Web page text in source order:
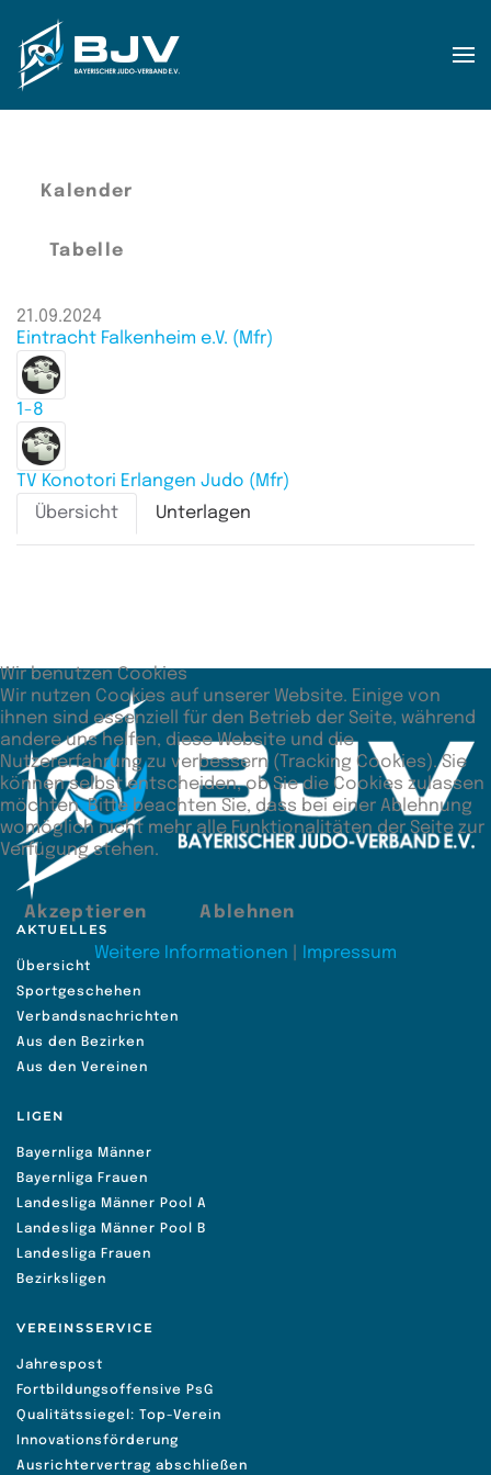
Zum Hauptinhalt springen
Kalender
Tabelle
21.09.2024
Eintracht Falkenheim e.V. (Mfr)
1-8
TV Konotori Erlangen Judo (Mfr)
Übersicht
Unterlagen
AKTUELLES
Übersicht
Sportgeschehen
Verbandsnachrichten
Aus den Bezirken
Aus den Vereinen
LIGEN
Bayernliga Männer
Bayernliga Frauen
Landesliga Männer Pool A
Landesliga Männer Pool B
Landesliga Frauen
Bezirksligen
VEREINSSERVICE
Jahrespost
Fortbildungsoffensive PsG
Qualitätssiegel: Top-Verein
Innovationsförderung
Ausrichtervertrag abschließen
Wir benutzen Cookies
Wir nutzen Cookies auf unserer Website. Einige von
ihnen sind essenziell für den Betrieb der Seite, während
andere uns helfen, diese Website und die
Nutzererfahrung zu verbessern (Tracking Cookies). Sie
können selbst entscheiden, ob Sie die Cookies zulassen
möchten. Bitte beachten Sie, dass bei einer Ablehnung
womöglich nicht mehr alle Funktionalitäten der Seite zur
Verfügung stehen.
Akzeptieren Ablehnen
Weitere Informationen Impressum